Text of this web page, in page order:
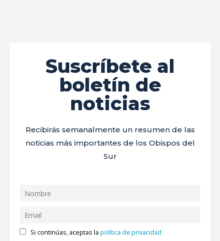
Suscríbete al
boletín de
noticias
Recibirás semanalmente un resumen de las
noticias más importantes de los Obispos del
Sur
Si continúas, aceptas lapolítica de privacidad